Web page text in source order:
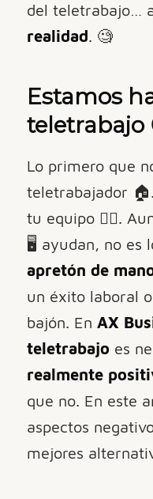
del teletrabajo…
realidad. 🧐
Estamos
teletrabajo
Lo primero que
teletrabajador
tu equipo 🙋‍♂️.
🖥️ ayudan, no es
apretón de
un éxito laboral
bajón. En AX
teletrabajo es
realmente
que no. En este
aspectos
mejores